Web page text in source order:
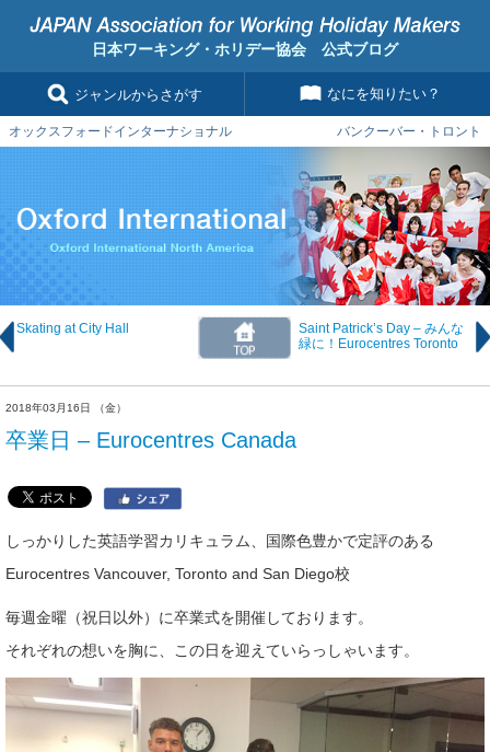
日本ワーキング・ホリデー協会 公式ブログ
ジャンルからさがす なにを知りたい？
オックスフォードインターナショナル バンクーバー・トロント
Skating at City Hall
Saint Patrick’s Day – みんな
緑に！Eurocentres Toronto
2018年03月16日 （金）
卒業日 – Eurocentres Canada
しっかりした英語学習カリキュラム、国際色豊かで定評のある
Eurocentres Vancouver, Toronto and San Diego校
毎週金曜（祝日以外）に卒業式を開催しております。
それぞれの想いを胸に、この日を迎えていらっしゃいます。